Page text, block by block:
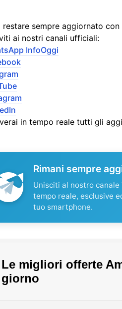
restare sempre aggiornato
ai nostri canali ufficiali:
InfoOggi
in tempo reale tutti gli
Rimani sempre
Unisciti al nostro
tempo reale, esclusive
tuo smartphone.